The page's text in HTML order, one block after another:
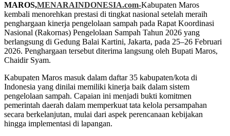
MAROS,MENARAINDONESIA.com-Kabupaten Maros
kembali menorehkan prestasi di tingkat nasional setelah meraih
penghargaan kinerja pengelolaan sampah pada Rapat Koordinasi
Nasional (Rakornas) Pengelolaan Sampah Tahun 2026 yang
berlangsung di Gedung Balai Kartini, Jakarta, pada 25–26 Februari
2026. Penghargaan tersebut diterima langsung oleh Bupati Maros,
Chaidir Syam.
Kabupaten Maros masuk dalam daftar 35 kabupaten/kota di
Indonesia yang dinilai memiliki kinerja baik dalam sistem
pengelolaan sampah. Capaian ini menjadi bukti komitmen
pemerintah daerah dalam memperkuat tata kelola persampahan
secara berkelanjutan, mulai dari aspek perencanaan kebijakan
hingga implementasi di lapangan.